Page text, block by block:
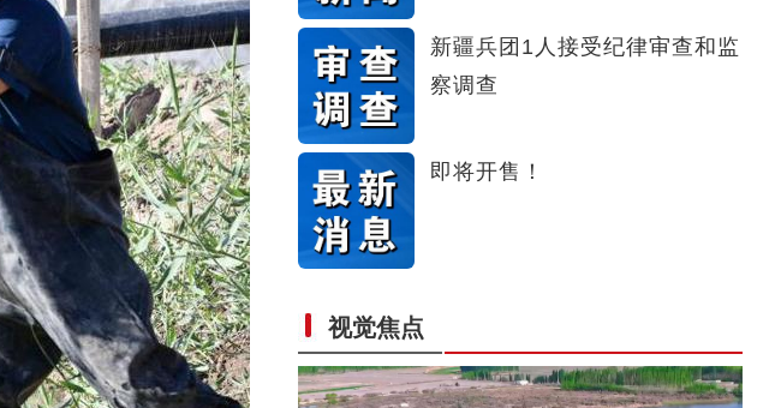
新疆兵团1人接受纪律审查和监
察调查
即将开售！
视觉焦点
十年·数说 经济运行篇
标题：新“食”尚！“小份菜”成阿克苏人“